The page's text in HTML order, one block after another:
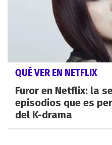
QUÉ VER EN NETFLIX
Furor en Netflix: la
episodios que es
del K-drama